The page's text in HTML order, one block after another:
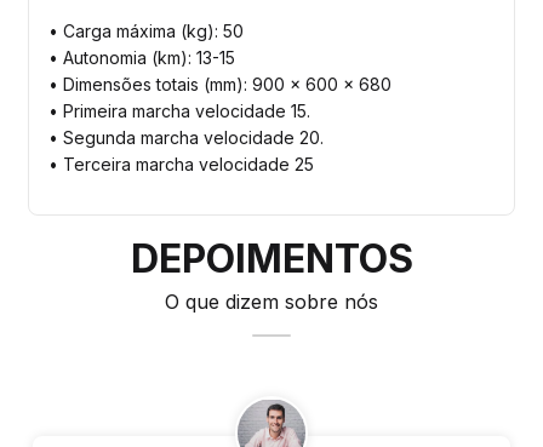
• Carga máxima (kg): 50
• Autonomia (km): 13-15
• Dimensões totais (mm): 900 x 600 x 680
• Primeira marcha velocidade 15.
• Segunda marcha velocidade 20.
• Terceira marcha velocidade 25
DEPOIMENTOS
O que dizem sobre nós